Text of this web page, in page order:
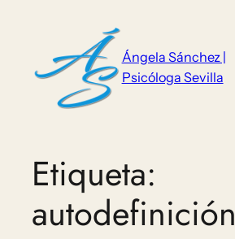
contenido
Ángela Sánchez |
Psicóloga Sevilla
Etiqueta:
autodefinición